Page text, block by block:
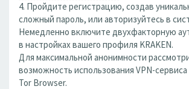
4. Пройдите регистрацию, создав
сложный пароль, или авторизуйтесь в
Немедленно включите двухфакторную
в настройках вашего профиля KRAKEN.
Для максимальной анонимности
возможность использования VPN-
Tor Browser.